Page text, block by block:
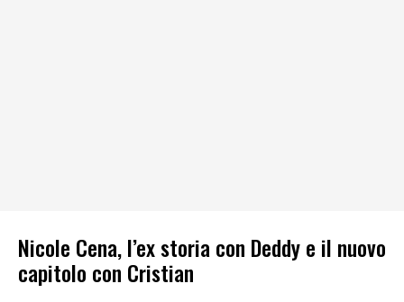
Nicole Cena, l’ex storia con Deddy e il nuovo
capitolo con Cristian